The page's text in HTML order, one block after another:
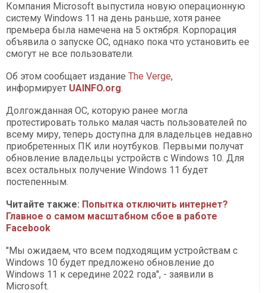
Компания Microsoft выпустила новую операционную
систему Windows 11 на день раньше, хотя ранее
премьера была намечена на 5 октября. Корпорация
объявила о запуске ОС, однако пока что установить ее
смогут не все пользователи.
Об этом сообщает издание The Verge,
информирует UAINFO.org.
Долгожданная ОС, которую ранее могла
протестировать только малая часть пользователей по
всему миру, теперь доступна для владельцев недавно
приобретенных ПК или ноутбуков. Первыми получат
обновление владельцы устройств с Windows 10. Для
всех остальных получение Windows 11 будет
постепенным.
Читайте также: Попытка отключить интернет?
Главное о самом масштабном сбое в работе
Facebook
"Мы ожидаем, что всем подходящим устройствам с
Windows 10 будет предложено обновление до
Windows 11 к середине 2022 года", - заявили в
Microsoft.